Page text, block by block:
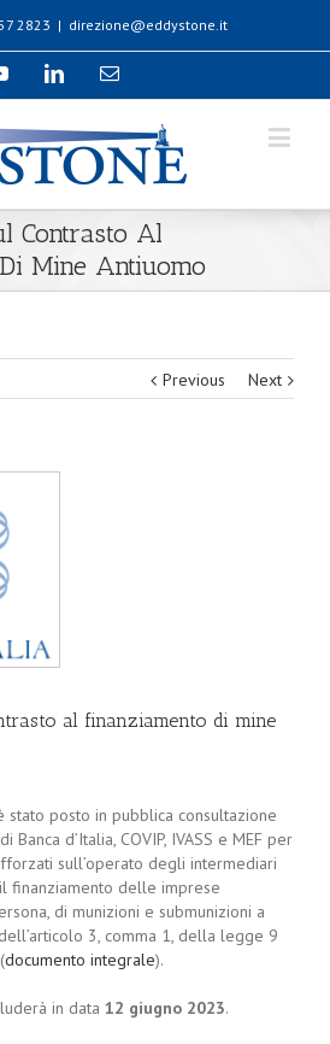
2823 | direzione@eddystone.it
Contrasto Al
Mine Antiuomo
Previous Next
al finanziamento di mine
posto in pubblica consultazione
Banca d’Italia, COVIP, IVASS e MEF per
sull’operato degli intermediari
finanziamento delle imprese
di munizioni e submunizioni a
3, comma 1, della legge 9
documento integrale).
in data 12 giugno 2023.